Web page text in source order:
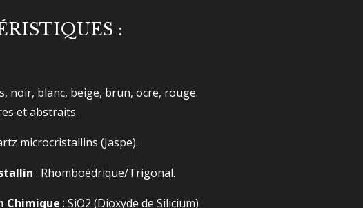
:
noir, blanc, beige, brun, ocre, rouge.
et abstraits.
microcristallins (Jaspe).
: Rhomboédrique/Trigonal.
Chimique : SiO2​ (Dioxyde de Silicium)